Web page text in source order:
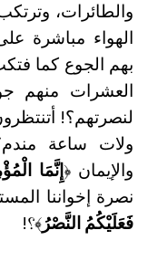
والطائرات،
الهواء مباشرة
بهم الجوع كما
العشرات منهم
لنصرتهم؟!
ولات ساعة
والإيمان ﴿إِنَّمَا
نصرة إخواننا
فَعَلَيْكُمُ النَّصْرُ﴾؟!